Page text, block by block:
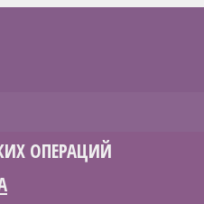
ОПЕРАЦИЙ